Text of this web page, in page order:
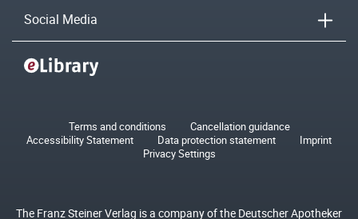
Social Media
Terms and conditions
Cancellation guidance
Accessibility Statement
Data protection statement
Imprint
Privacy Settings
The Franz Steiner Verlag is a company of the Deutscher Apotheker